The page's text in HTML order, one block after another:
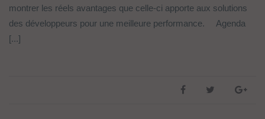
montrer les réels avantages que celle-ci apporte aux solutions
des développeurs pour une meilleure performance. Agenda
[...]